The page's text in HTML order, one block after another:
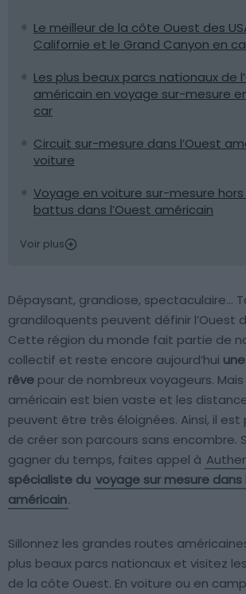
Le meilleur de la côte Ouest des
Californie et le Grand Canyon en
Les plus beaux parcs nationaux de
américain en voyage sur-mesure
car
Circuit sur-mesure dans l’Ouest
voiture
Voyage en voiture sur-mesure
battus dans l’Ouest américain
Voir plus
Dépaysant, grandiose, spectaculaire…
grandiloquents peuvent définir l’Ouest
Cette région du monde fait partie de
collectif et reste encore aujourd’hui
rêve pour de nombreux voyageurs. Mais
américain est bien vaste et les
peuvent être très éloignées. Ainsi, il est
de créer son parcours sans encombre.
gagner du temps, faites appel à
spécialiste du voyage sur mesure dans
américain.
Sillonnez les grandes routes
plus beaux parcs nationaux et visitez
de la côte Ouest. En voiture ou en